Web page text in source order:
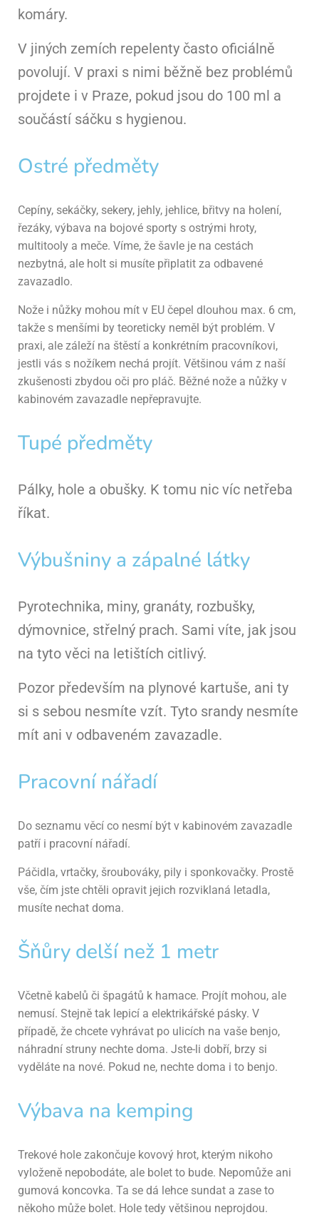
komáry.
V jiných zemích repelenty často oficiálně
povolují. V praxi s nimi běžně bez problémů
projdete i v Praze, pokud jsou do 100 ml a
součástí sáčku s hygienou.
Ostré předměty
Cepíny, sekáčky, sekery, jehly, jehlice, břitvy na holení,
řezáky, výbava na bojové sporty s ostrými hroty,
multitooly a meče. Víme, že šavle je na cestách
nezbytná, ale holt si musíte připlatit za odbavené
zavazadlo.
Nože i nůžky mohou mít v EU čepel dlouhou max. 6 cm,
takže s menšími by teoreticky neměl být problém. V
praxi, ale záleží na štěstí a konkrétním pracovníkovi,
jestli vás s nožíkem nechá projít. Většinou vám z naší
zkušenosti zbydou oči pro pláč. Běžné nože a nůžky v
kabinovém zavazadle nepřepravujte.
Tupé předměty
Pálky, hole a obušky. K tomu nic víc netřeba
říkat.
Výbušniny a zápalné látky
Pyrotechnika, miny, granáty, rozbušky,
dýmovnice, střelný prach. Sami víte, jak jsou
na tyto věci na letištích citlivý.
Pozor především na plynové kartuše, ani ty
si s sebou nesmíte vzít. Tyto srandy nesmíte
mít ani v odbaveném zavazadle.
Pracovní nářadí
Do seznamu věcí co nesmí být v kabinovém zavazadle
patří i pracovní nářadí.
Páčidla, vrtačky, šroubováky, pily i sponkovačky. Prostě
vše, čím jste chtěli opravit jejich rozviklaná letadla,
musíte nechat doma.
Šňůry delší než 1 metr
Včetně kabelů či špagátů k hamace. Projít mohou, ale
nemusí. Stejně tak lepicí a elektrikářské pásky. V
případě, že chcete vyhrávat po ulicích na vaše benjo,
náhradní struny nechte doma. Jste-li dobří, brzy si
vyděláte na nové. Pokud ne, nechte doma i to benjo.
Výbava na kemping
Trekové hole zakončuje kovový hrot, kterým nikoho
vyloženě nepobodáte, ale bolet to bude. Nepomůže ani
gumová koncovka. Ta se dá lehce sundat a zase to
někoho může bolet. Hole tedy většinou neprojdou.